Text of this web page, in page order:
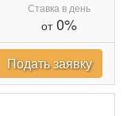
Ставка в день
от0%
Подать заявку